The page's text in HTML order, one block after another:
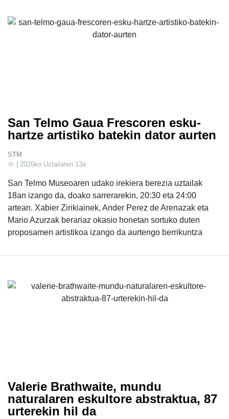
San Telmo Gaua Frescoren esku-
hartze artistiko batekin dator aurten
STM
| 2026ko Uztailaren 13a
San Telmo Museoaren udako irekiera berezia uztailak
18an izango da, doako sarrerarekin, 20:30 eta 24:00
artean. Xabier Zirikiainek, Ander Perez de Arenazak eta
Mario Azurzak berariaz okasio honetan sortuko duten
proposamen artistikoa izango da aurtengo berrikuntza
Valerie Brathwaite, mundu
naturalaren eskultore abstraktua, 87
urterekin hil da